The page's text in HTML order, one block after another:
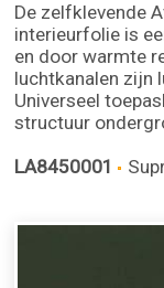
De zelfklevende
interieurfolie is
en door warmte
luchtkanalen zijn
Universeel
structuur
LA8450001